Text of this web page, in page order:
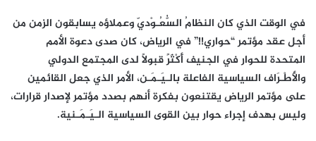
في الوقت الذي كان النظامُ السُّعُـوْديّ وعملاؤه يسابقون الزمن من
أجل عقد مؤتمر “حواري!!” في الرياض، كان صدى دعوة الأمم
المتحدة للحوار في الجنيف أَكْثَرً قبولاً لدى المجتمع الدولي
والأَطْـرَاف السياسية الفاعلة بالـيَـمَـن، الأمر الذي جعل القائمين
على مؤتمر الرياض يقتنعون بفكرة أنهم بصدد مؤتمر لإصدار قرارات،
وليس بهدف إجراء حوار بين القوى السياسية الـيَـمَـنية.